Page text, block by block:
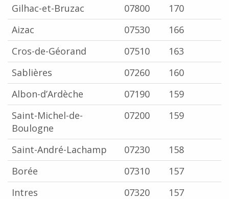
Gilhac-et-Bruzac
07800
170
Aizac
07530
166
Cros-de-Géorand
07510
163
Sablières
07260
160
Albon-d’Ardèche
07190
159
Saint-Michel-de-
Boulogne
07200 159
Saint-André-Lachamp 07230
158
Borée
07310
157
Intres
07320
157